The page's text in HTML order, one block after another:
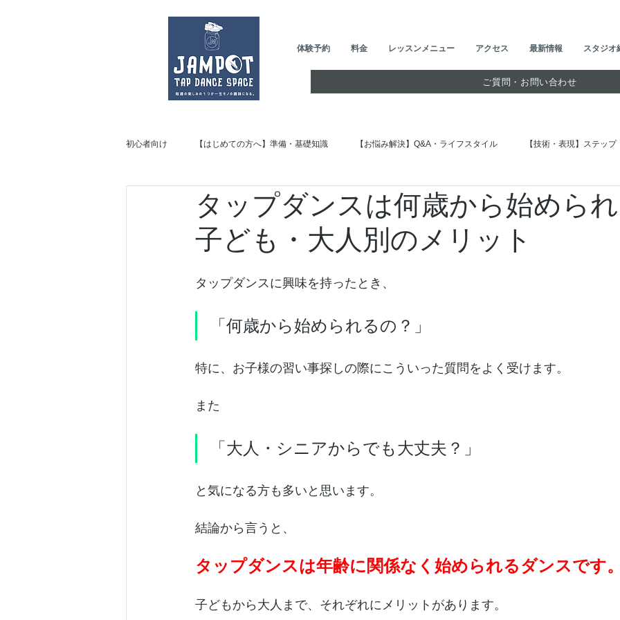
体験予約 料金 レッスンメニュー アクセス 最新情報 スタジオ
ご質問・お問い合わせ
初心者向け 【はじめての方へ】準備・基礎知識 【お悩み解決】Q&A・ライフスタイル 【技術・表現】ステッ
【JAMPOTのこだわり】スタジオ紹介 【アクセス】地域・駅別ガイド
タップダンスは何歳から始めら
子ども・大人別のメリット
タップダンスに興味を持ったとき、
「何歳から始められるの？」
特に、お子様の習い事探しの際にこういった質問をよく受けます。
また
「大人・シニアからでも大丈夫？」
と気になる方も多いと思います。
結論から言うと、
タップダンスは年齢に関係なく始められるダンスです
子どもから大人まで、それぞれにメリットがあります。